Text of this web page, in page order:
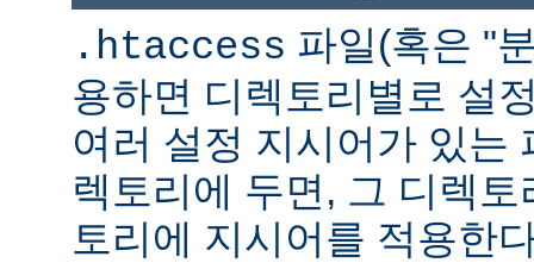
.htaccess 파일(혹은 "
용하면 디렉토리별로 설
여러 설정 지시어가 있는
렉토리에 두면, 그 디렉
토리에 지시어를 적용한